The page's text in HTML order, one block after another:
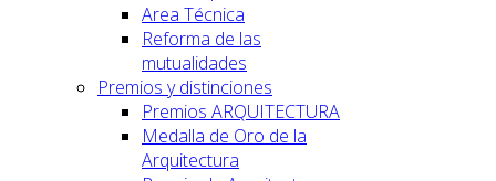
Area Técnica
Reforma de las
mutualidades
Premios y distinciones
Premios ARQUITECTURA
Medalla de Oro de la
Arquitectura